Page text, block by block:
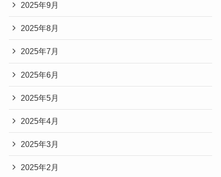
2025年9月
2025年8月
2025年7月
2025年6月
2025年5月
2025年4月
2025年3月
2025年2月